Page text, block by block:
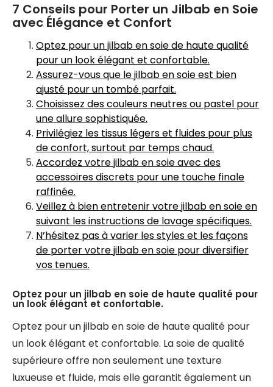
7 Conseils pour Porter un Jilbab en Soie
avec Élégance et Confort
Optez pour un jilbab en soie de haute qualité
pour un look élégant et confortable.
Assurez-vous que le jilbab en soie est bien
ajusté pour un tombé parfait.
Choisissez des couleurs neutres ou pastel pour
une allure sophistiquée.
Privilégiez les tissus légers et fluides pour plus
de confort, surtout par temps chaud.
Accordez votre jilbab en soie avec des
accessoires discrets pour une touche finale
raffinée.
Veillez à bien entretenir votre jilbab en soie en
suivant les instructions de lavage spécifiques.
N’hésitez pas à varier les styles et les façons
de porter votre jilbab en soie pour diversifier
vos tenues.
Optez pour un jilbab en soie de haute qualité pour
un look élégant et confortable.
Optez pour un jilbab en soie de haute qualité pour
un look élégant et confortable. La soie de qualité
supérieure offre non seulement une texture
luxueuse et fluide, mais elle garantit également un